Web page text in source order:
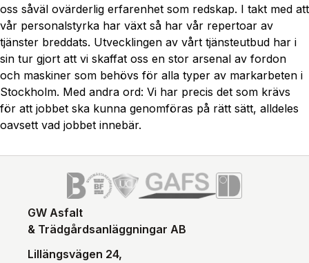
oss såväl ovärderlig erfarenhet som redskap. I takt med att
vår personalstyrka har växt så har vår repertoar av
tjänster breddats. Utvecklingen av vårt tjänsteutbud har i
sin tur gjort att vi skaffat oss en stor arsenal av fordon
och maskiner som behövs för alla typer av markarbeten i
Stockholm. Med andra ord: Vi har precis det som krävs
för att jobbet ska kunna genomföras på rätt sätt, alldeles
oavsett vad jobbet innebär.
GW Asfalt
& Trädgårdsanläggningar AB
Lillängsvägen 24,